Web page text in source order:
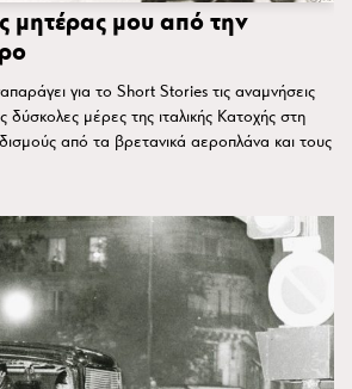
μητέρας μου από την
για το Short Stories τις αναμνήσεις
δύσκολες μέρες της ιταλικής Κατοχής στη
από τα βρετανικά αεροπλάνα και τους